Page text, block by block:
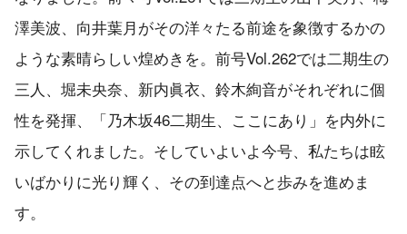
澤美波、向井葉月がその洋々たる前途を象徴するかの
ような素晴らしい煌めきを。前号Vol.262では二期生の
三人、堀未央奈、新内眞衣、鈴木絢音がそれぞれに個
性を発揮、「乃木坂46二期生、ここにあり」を内外に
示してくれました。そしていよいよ今号、私たちは眩
いばかりに光り輝く、その到達点へと歩みを進めま
す。